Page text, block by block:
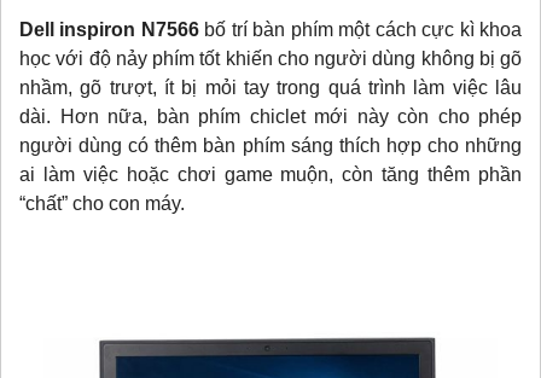
Dell inspiron N7566bố trí bàn phím một cách cực kì khoa
học với độ nảy phím tốt khiến cho người dùng không bị gõ
nhầm, gõ trượt, ít bị mỏi tay trong quá trình làm việc lâu
dài. Hơn nữa, bàn phím chiclet mới này còn cho phép
người dùng có thêm bàn phím sáng thích hợp cho những
ai làm việc hoặc chơi game muộn, còn tăng thêm phần
“chất” cho con máy.